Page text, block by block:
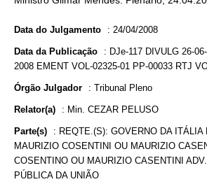
Data do Julgamento : 24/04/2008
Data da Publicação : DJe-117 DIVULG 26-
2008 EMENT VOL-02325-01 PP-00033 RTJ
Órgão Julgador : Tribunal Pleno
Relator(a) : Min. CEZAR PELUSO
Parte(s) : REQTE.(S): GOVERNO DA ITÁLIA
MAURIZIO COSENTINI OU MAURIZIO
COSENTINO OU MAURIZIO CASENTINI
PÚBLICA DA UNIÃO